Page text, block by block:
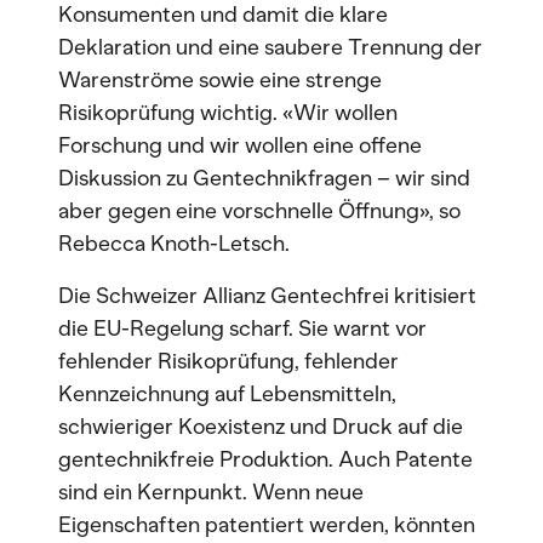
Konsumenten und damit die klare
Deklaration und eine saubere Trennung der
Warenströme sowie eine strenge
Risikoprüfung wichtig. «Wir wollen
Forschung und wir wollen eine offene
Diskussion zu Gentechnikfragen – wir sind
aber gegen eine vorschnelle Öffnung», so
Rebecca Knoth-Letsch.
Die Schweizer Allianz Gentechfrei kritisiert
die EU-Regelung scharf. Sie warnt vor
fehlender Risikoprüfung, fehlender
Kennzeichnung auf Lebensmitteln,
schwieriger Koexistenz und Druck auf die
gentechnikfreie Produktion. Auch Patente
sind ein Kernpunkt. Wenn neue
Eigenschaften patentiert werden, könnten